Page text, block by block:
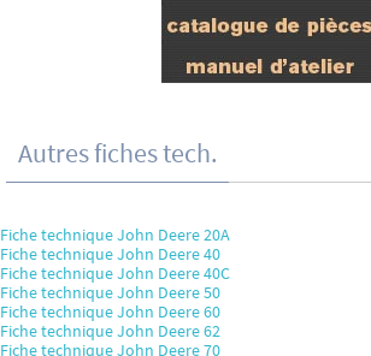
Autres fiches tech.
Fiche technique John Deere 20A
Fiche technique John Deere 40
Fiche technique John Deere 40C
Fiche technique John Deere 50
Fiche technique John Deere 60
Fiche technique John Deere 62
Fiche technique John Deere 70